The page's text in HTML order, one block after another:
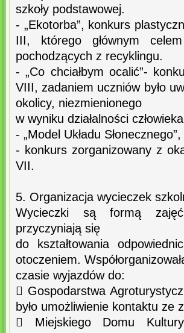
szkoły podstawowej.
- „Ekotorba”, konkurs
III, którego głównym
pochodzących z recyklingu.
- „Co chciałbym ocalić”-
VIII, zadaniem uczniów było
okolicy, niezmienionego
w wyniku działalności
- „Model Układu
- konkurs zorganizowany z
VII.
5. Organizacja wycieczek
Wycieczki są formą zajęć
przyczyniają się
do kształtowania
otoczeniem.
czasie wyjazdów do:
 Gospodarstwa
było umożliwienie kontaktu ze
 Miejskiego Domu